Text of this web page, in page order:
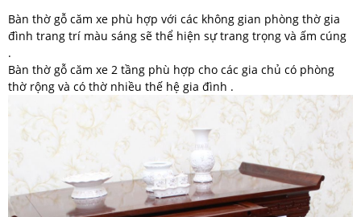
Bàn thờ gỗ căm xe phù hợp với các không gian phòng thờ gia
đình trang trí màu sáng sẽ thể hiện sự trang trọng và ấm cúng
.
Bàn thờ gỗ căm xe 2 tầng phù hợp cho các gia chủ có phòng
thờ rộng và có thờ nhiều thế hệ gia đình .